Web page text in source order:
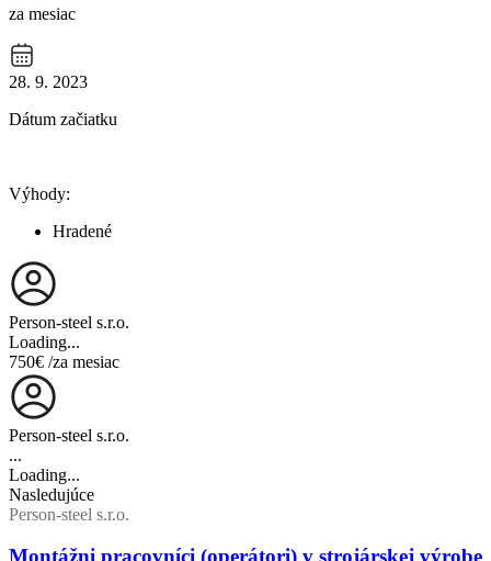
za mesiac
28. 9. 2023
Dátum začiatku
Výhody:
Hradené
Person-steel s.r.o.
Loading...
750€ /za mesiac
Person-steel s.r.o.
...
Loading...
Nasledujúce
Person-steel s.r.o.
Montážni pracovníci (operátori) v strojárskej výrobe